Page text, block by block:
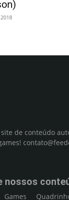
de conteúdo
nossos
Games